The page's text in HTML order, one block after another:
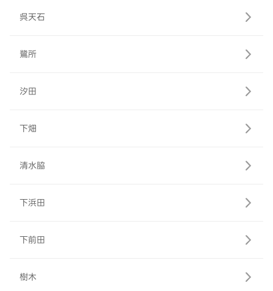
呉天石
鷺所
汐田
下畑
清水脇
下浜田
下前田
樹木